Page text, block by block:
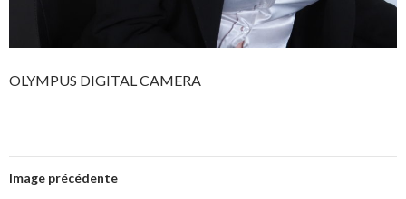
OLYMPUS DIGITAL CAMERA
Image précédente